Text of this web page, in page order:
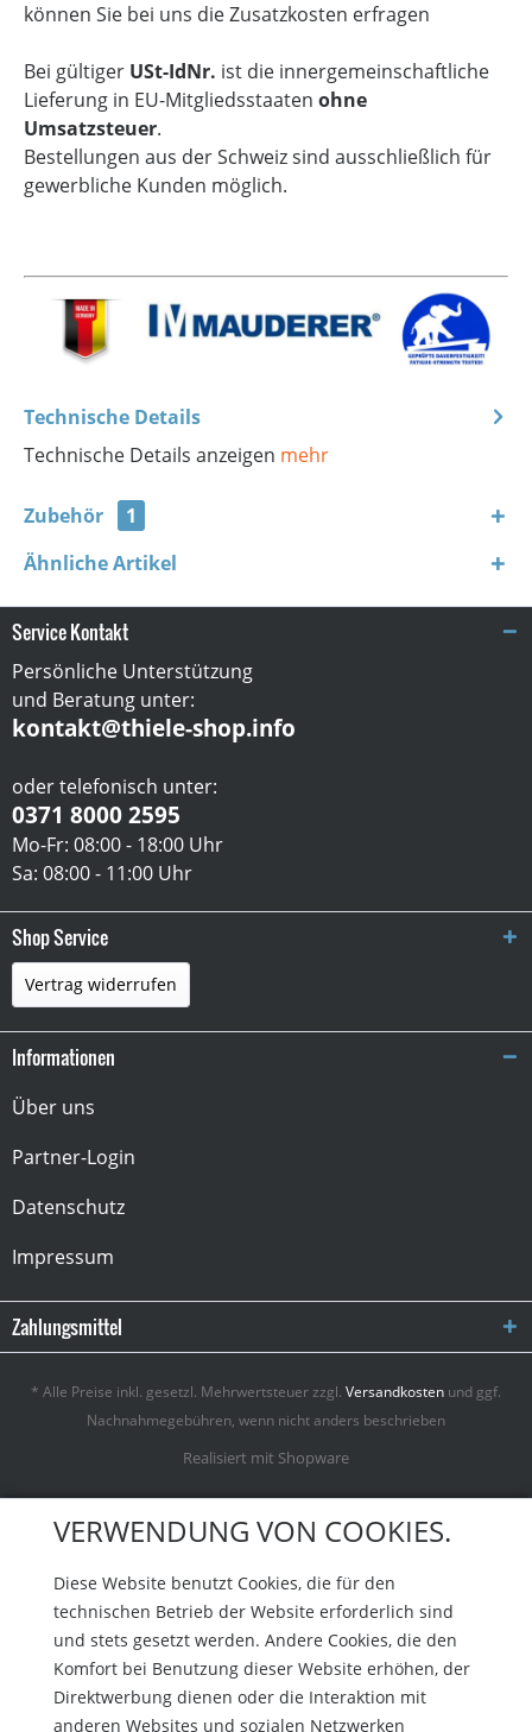
können Sie bei uns die Zusatzkosten erfragen
Bei gültiger USt-IdNr. ist die innergemeinschaftliche
Lieferung in EU-Mitgliedsstaaten ohne
Umsatzsteuer.
Bestellungen aus der Schweiz sind ausschließlich für
gewerbliche Kunden möglich.
Technische Details
Technische Details anzeigen mehr
Zubehör
1
Ähnliche Artikel
Service Kontakt
Persönliche Unterstützung
und Beratung unter:
kontakt@thiele-shop.info
oder telefonisch unter:
0371 8000 2595
Mo-Fr: 08:00 - 18:00 Uhr
Sa: 08:00 - 11:00 Uhr
Shop Service
Vertrag widerrufen
Informationen
Über uns
Partner-Login
Datenschutz
Impressum
Zahlungsmittel
* Alle Preise inkl. gesetzl. Mehrwertsteuer zzgl. Versandkosten und ggf.
Nachnahmegebühren, wenn nicht anders beschrieben
Realisiert mit Shopware
VERWENDUNG VON COOKIES.
Diese Website benutzt Cookies, die für den
technischen Betrieb der Website erforderlich sind
und stets gesetzt werden. Andere Cookies, die den
Komfort bei Benutzung dieser Website erhöhen, der
Direktwerbung dienen oder die Interaktion mit
anderen Websites und sozialen Netzwerken